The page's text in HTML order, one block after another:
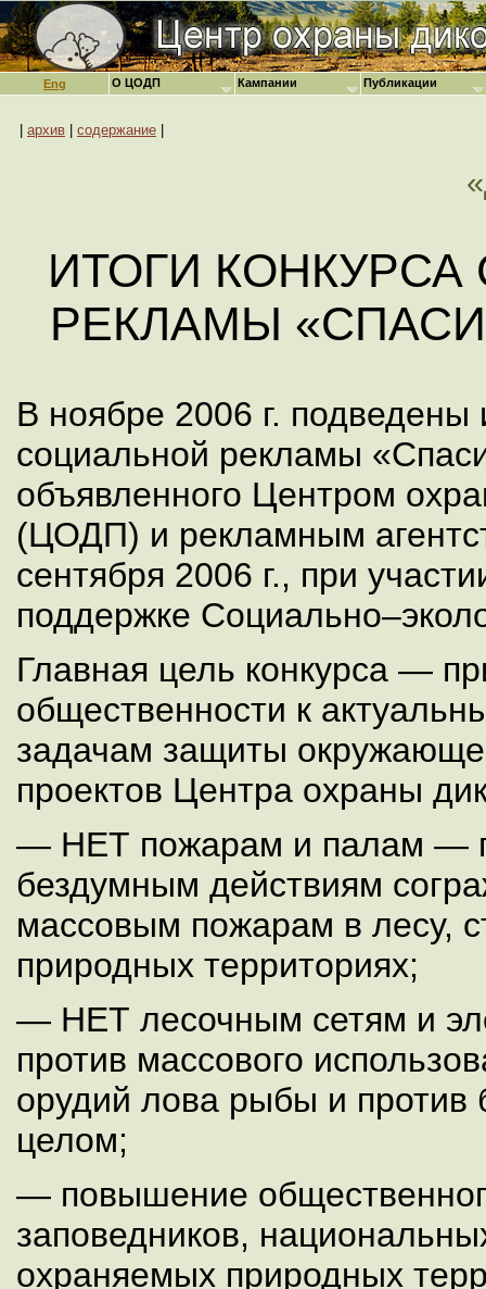
Eng
архив содержание
ИТОГИ
РЕКЛАМЫ
В ноябре 2006 г. подведены
социальной рекламы
объявленного Центром
(ЦОДП) и рекламным
сентября 2006 г., при
поддержке
Главная цель конкурса —
общественности к
задачам защиты
проектов Центра охраны
— НЕТ пожарам и палам —
бездумным действиям
массовым пожарам в лесу,
природных территориях;
— НЕТ лесочным сетям и
против массового
орудий лова рыбы и против
целом;
— повышение
заповедников,
охраняемых природных
О ЦОДП Кампании Публикации